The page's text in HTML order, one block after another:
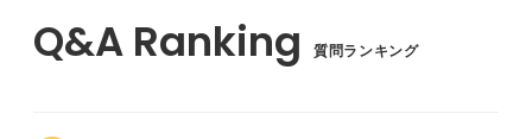
質問ランキング